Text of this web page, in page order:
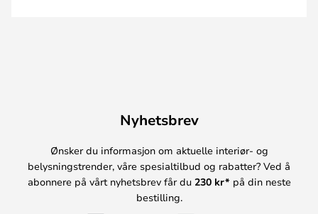
Nyhetsbrev
Ønsker du informasjon om aktuelle interiør- og
belysningstrender, våre spesialtilbud og rabatter? Ved å
abonnere på vårt nyhetsbrev får du 230 kr* på din neste
bestilling.